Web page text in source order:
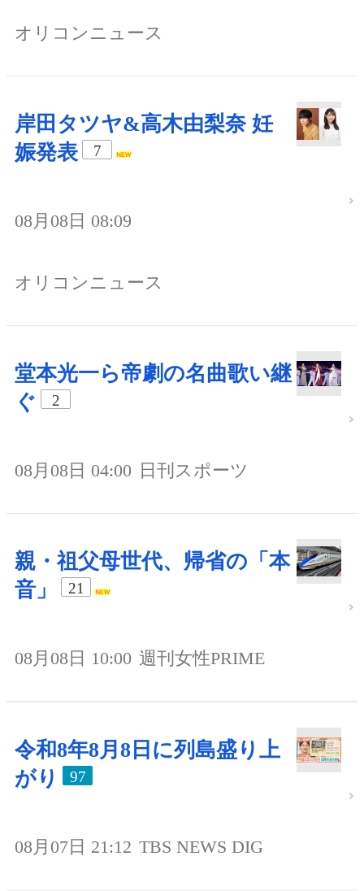
オリコンニュース
岸田タツヤ&高木由梨奈 妊
娠発表
7
08月08日 08:09
オリコンニュース
堂本光一ら帝劇の名曲歌い継
ぐ
2
08月08日 04:00 日刊スポーツ
親・祖父母世代、帰省の「本
音」
21
08月08日 10:00 週刊女性PRIME
令和8年8月8日に列島盛り上
がり
97
08月07日 21:12 TBS NEWS DIG